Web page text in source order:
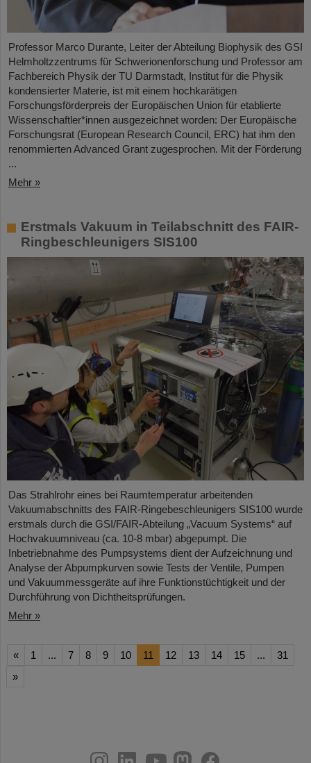
Professor Marco Durante, Leiter der Abteilung Biophysik des GSI
Helmholtzzentrums für Schwerionenforschung und Professor am
Fachbereich Physik der TU Darmstadt, Institut für die Physik
kondensierter Materie, ist mit einem hochkarätigen
Forschungsförderpreis der Europäischen Union für etablierte
Wissenschaftler*innen ausgezeichnet worden: Der Europäische
Forschungsrat (European Research Council, ERC) hat ihm den
renommierten Advanced Grant zugesprochen. Mit der Förderung
...
Mehr »
Erstmals Vakuum in Teilabschnitt des FAIR-
Ringbeschleunigers SIS100
Das Strahlrohr eines bei Raumtemperatur arbeitenden
Vakuumabschnitts des FAIR-Ringebeschleunigers SIS100 wurde
erstmals durch die GSI/FAIR-Abteilung „Vacuum Systems“ auf
Hochvakuumniveau (ca. 10-8 mbar) abgepumpt. Die
Inbetriebnahme des Pumpsystems dient der Aufzeichnung und
Analyse der Abpumpkurven sowie Tests der Ventile, Pumpen
und Vakuummessgeräte auf ihre Funktionstüchtigkeit und der
Durchführung von Dichtheitsprüfungen.
Mehr »
« 1 ... 7 8 9 10 11 12 13 14 15 ...
31
»
youtube
helmholtz.social
facebook